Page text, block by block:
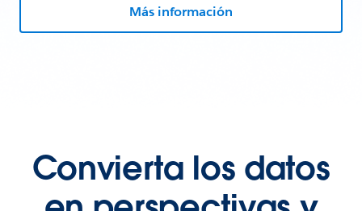
Más información
Convierta los datos